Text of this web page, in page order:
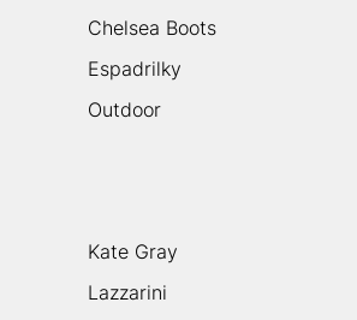
Chelsea Boots
Espadrilky
Outdoor
Kate Gray
Lazzarini